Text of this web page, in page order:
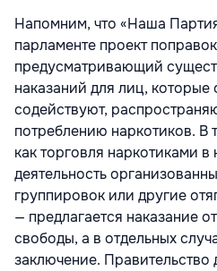
Напомним, что «Наша
парламенте проект
предусматривающий
наказаний для лиц, которые
содействуют,
потреблению наркотиков. В
как торговля наркотиками
деятельность
группировок или другие
— предлагается наказание
свободы, а в отдельных
заключение. Правительство